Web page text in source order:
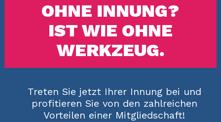
OHNE INNUNG?
IST WIE OHNE
WERKZEUG.
Treten Sie jetzt Ihrer Innung bei und
profitieren Sie von den zahlreichen
Vorteilen einer Mitgliedschaft!